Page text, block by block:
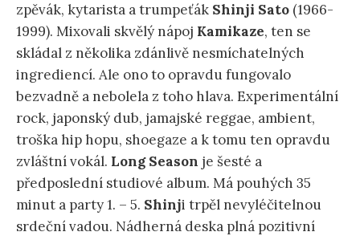
zpěvák, kytarista a trumpeťák Shinji Sato (1966-
1999). Mixovali skvělý nápoj Kamikaze, ten se
skládal z několika zdánlivě nesmíchatelných
ingrediencí. Ale ono to opravdu fungovalo
bezvadně a nebolela z toho hlava. Experimentální
rock, japonský dub, jamajské reggae, ambient,
troška hip hopu, shoegaze a k tomu ten opravdu
zvláštní vokál. Long Season je šesté a
předposlední studiové album. Má pouhých 35
minut a party 1. – 5. Shinji trpěl nevyléčitelnou
srdeční vadou. Nádherná deska plná pozitivní